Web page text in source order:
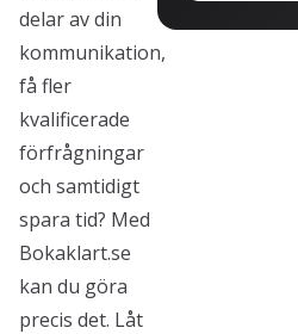
delar av din
kommunikation,
få fler
kvalificerade
förfrågningar
och samtidigt
spara tid? Med
Bokaklart.se
kan du göra
precis det. Låt